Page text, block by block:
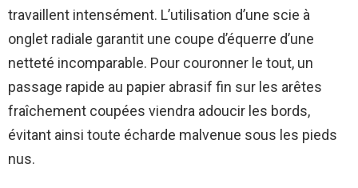
travaillent intensément. L’utilisation d’une scie à
onglet radiale garantit une coupe d’équerre d’une
netteté incomparable. Pour couronner le tout, un
passage rapide au papier abrasif fin sur les arêtes
fraîchement coupées viendra adoucir les bords,
évitant ainsi toute écharde malvenue sous les pieds
nus.